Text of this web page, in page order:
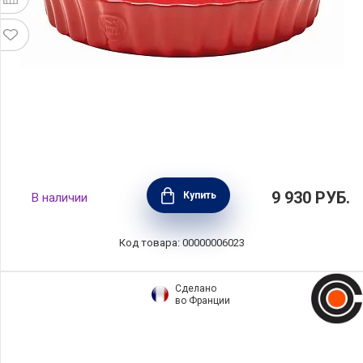
Форма для выпечки "Киш" 28см, гранат,
Emile Henry, 346028
В наличии Купить 9 930 РУБ.
Код товара: 00000006023
Сделано
во Франции